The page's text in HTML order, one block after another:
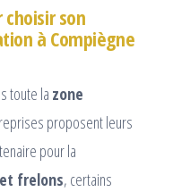
son
à Compiègne
toute la zone
proposent leurs
pour la
frelons, certains